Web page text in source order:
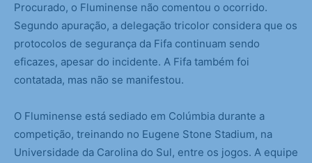
Procurado, o Fluminense não comentou o ocorrido.
Segundo apuração, a delegação tricolor considera que os
protocolos de segurança da Fifa continuam sendo
eficazes, apesar do incidente. A Fifa também foi
contatada, mas não se manifestou.
O Fluminense está sediado em Colúmbia durante a
competição, treinando no Eugene Stone Stadium, na
Universidade da Carolina do Sul, entre os jogos. A equipe